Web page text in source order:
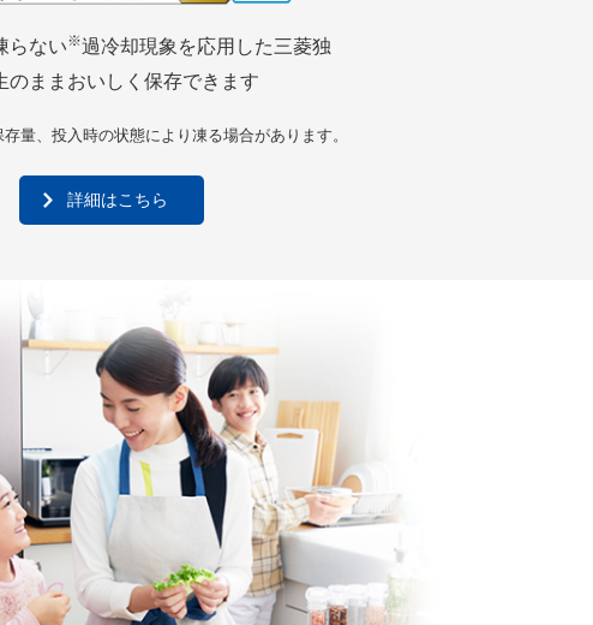
らない※過冷却現象を応用した三菱独
のままおいしく保存できます
量、投入時の状態により凍る場合があります。
詳細はこちら